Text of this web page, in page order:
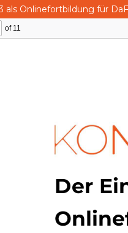
als Onlinefortbildung für